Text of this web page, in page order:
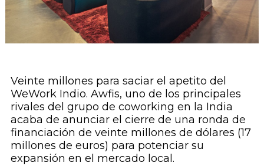
Veinte millones para saciar el apetito del
WeWork Indio. Awfis, uno de los principales
rivales del grupo de coworking en la India
acaba de anunciar el cierre de una ronda de
financiación de veinte millones de dólares (17
millones de euros) para potenciar su
expansión en el mercado local.